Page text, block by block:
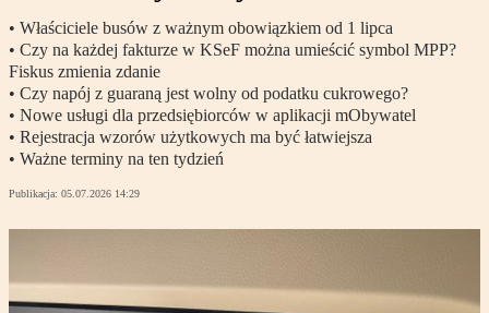
• Właściciele busów z ważnym obowiązkiem od 1 lipca
• Czy na każdej fakturze w KSeF można umieścić symbol MPP?
Fiskus zmienia zdanie
• Czy napój z guaraną jest wolny od podatku cukrowego?
• Nowe usługi dla przedsiębiorców w aplikacji mObywatel
• Rejestracja wzorów użytkowych ma być łatwiejsza
• Ważne terminy na ten tydzień
Publikacja: 05.07.2026 14:29